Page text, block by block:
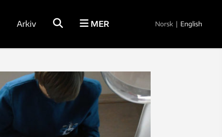
Arkiv MER Norsk | English